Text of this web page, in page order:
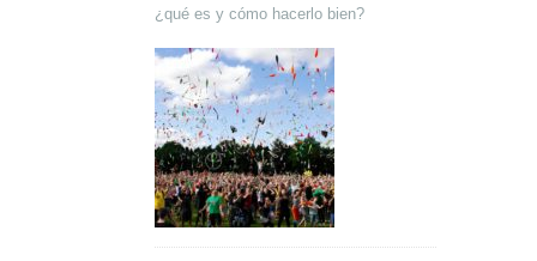
¿qué es y cómo hacerlo bien?